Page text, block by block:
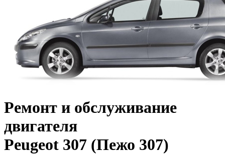
Ремонт и обслуживание
двигателя
Peugeot 307 (Пежо 307)